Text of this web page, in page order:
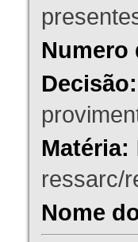
Numero
Decisão:
Matéria:
ressarc/
Nome